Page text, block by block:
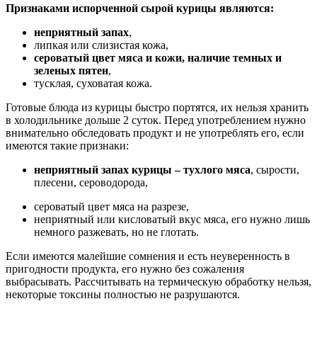
Признаками испорченной сырой курицы являются:
неприятный запах,
липкая или слизистая кожа,
сероватый цвет мяса и кожи, наличие темных и
зеленых пятен,
тусклая, суховатая кожа.
Готовые блюда из курицы быстро портятся, их нельзя хранить
в холодильнике дольше 2 суток. Перед употреблением нужно
внимательно обследовать продукт и не употреблять его, если
имеются такие признаки:
неприятный запах курицы – тухлого мяса, сырости,
плесени, сероводорода,
сероватый цвет мяса на разрезе,
неприятный или кисловатый вкус мяса, его нужно лишь
немного разжевать, но не глотать.
Если имеются малейшие сомнения и есть неуверенность в
пригодности продукта, его нужно без сожаления
выбрасывать. Рассчитывать на термическую обработку нельзя,
некоторые токсины полностью не разрушаются.